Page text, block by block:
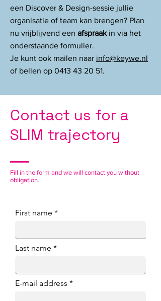
een Discover & Design-sessie jullie
organisatie of team kan brengen? Plan
nu vrijblijvend een afspraakin via het
onderstaande formulier.
Je kunt ook mailen naar info@keywe.nl
of bellen op 0413 43 20 51.
Contact us for a
SLIM trajectory
Fill in the form and we will contact you without
obligation.
First name
Last name
E-mail address